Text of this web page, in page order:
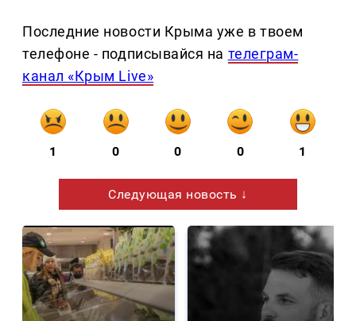
Последние новости Крыма уже в твоем
телефоне - подписывайся на телеграм-
канал «Крым Live»
1 0 0 0 1
Следующая новость ↓